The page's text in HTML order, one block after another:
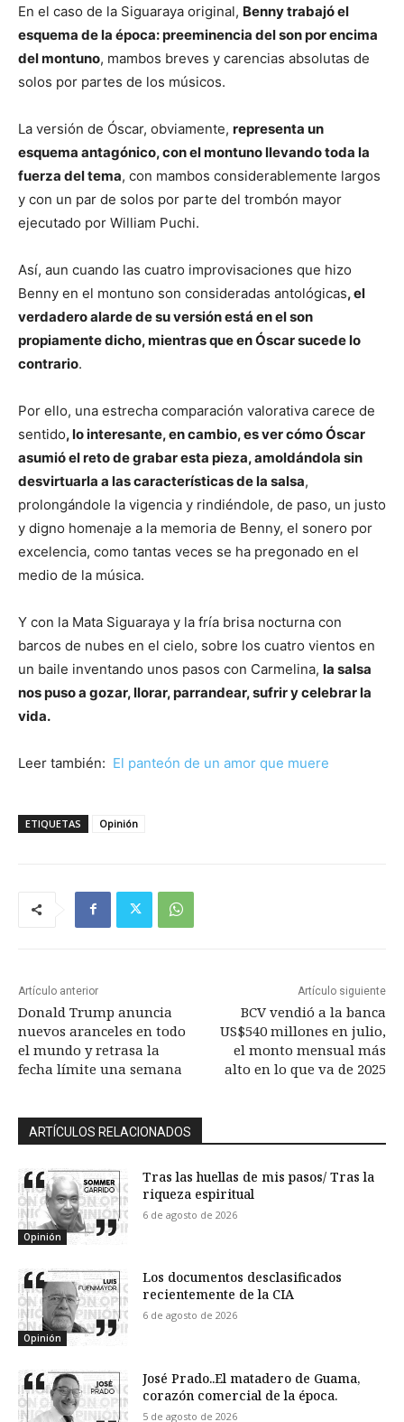
En el caso de la Siguaraya original, Benny trabajó el
esquema de la época: preeminencia del son por encima
del montuno, mambos breves y carencias absolutas de
solos por partes de los músicos.
La versión de Óscar, obviamente, representa un
esquema antagónico, con el montuno llevando toda la
fuerza del tema, con mambos considerablemente largos
y con un par de solos por parte del trombón mayor
ejecutado por William Puchi.
Así, aun cuando las cuatro improvisaciones que hizo
Benny en el montuno son consideradas antológicas, el
verdadero alarde de su versión está en el son
propiamente dicho, mientras que en Óscar sucede lo
contrario.
Por ello, una estrecha comparación valorativa carece de
sentido, lo interesante, en cambio, es ver cómo Óscar
asumió el reto de grabar esta pieza, amoldándola sin
desvirtuarla a las características de la salsa,
prolongándole la vigencia y rindiéndole, de paso, un justo
y digno homenaje a la memoria de Benny, el sonero por
excelencia, como tantas veces se ha pregonado en el
medio de la música.
Y con la Mata Siguaraya y la fría brisa nocturna con
barcos de nubes en el cielo, sobre los cuatro vientos en
un baile inventando unos pasos con Carmelina, la salsa
nos puso a gozar, llorar, parrandear, sufrir y celebrar la
vida.
Leer también: El panteón de un amor que muere
ETIQUETAS Opinión
Artículo anterior
Donald Trump anuncia
nuevos aranceles en todo
el mundo y retrasa la
fecha límite una semana
Artículo siguiente
BCV vendió a la banca
US$540 millones en julio,
el monto mensual más
alto en lo que va de 2025
ARTÍCULOS RELACIONADOS
Opinión
Tras las huellas de mis pasos/ Tras la
riqueza espiritual
6 de agosto de 2026
Opinión
Los documentos desclasificados
recientemente de la CIA
6 de agosto de 2026
José Prado..El matadero de Guama,
corazón comercial de la época.
5 de agosto de 2026